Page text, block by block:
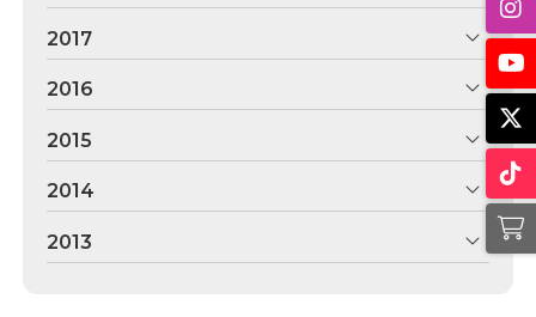
2017
2016
2015
2014
2013